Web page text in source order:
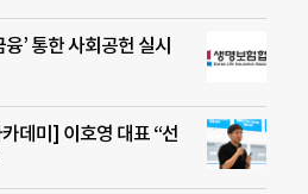
’ 통한 사회공헌 실시
데미] 이호영 대표 “선